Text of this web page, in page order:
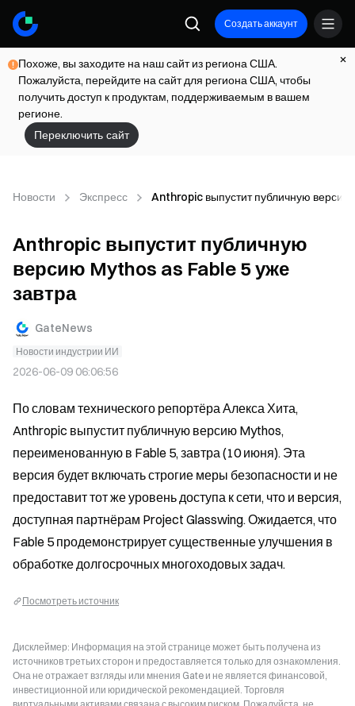
Создать аккаунт
Похоже, вы заходите на наш сайт из региона США.
Пожалуйста, перейдите на сайт для региона США, чтобы
получить доступ к продуктам, поддерживаемым в вашем
регионе.
Переключить сайт
Новости Экспресс Anthropic выпустит публичную
Anthropic выпустит публичную
версию Mythos as Fable 5 уже
завтра
GateNews
Новости индустрии ИИ
2026-06-09 06:06:56
По словам технического репортёра Алекса Хита,
Anthropic выпустит публичную версию Mythos,
переименованную в Fable 5, завтра (10 июня). Эта
версия будет включать строгие меры безопасности и не
предоставит тот же уровень доступа к сети, что и версия,
доступная партнёрам Project Glasswing. Ожидается, что
Fable 5 продемонстрирует существенные улучшения в
обработке долгосрочных многоходовых задач.
Посмотреть источник
Дисклеймер: Информация на этой странице может быть получена из
источников третьих сторон и предоставляется только для ознакомления.
Она не отражает взгляды или мнения Gate и не является финансовой,
инвестиционной или юридической рекомендацией. Торговля